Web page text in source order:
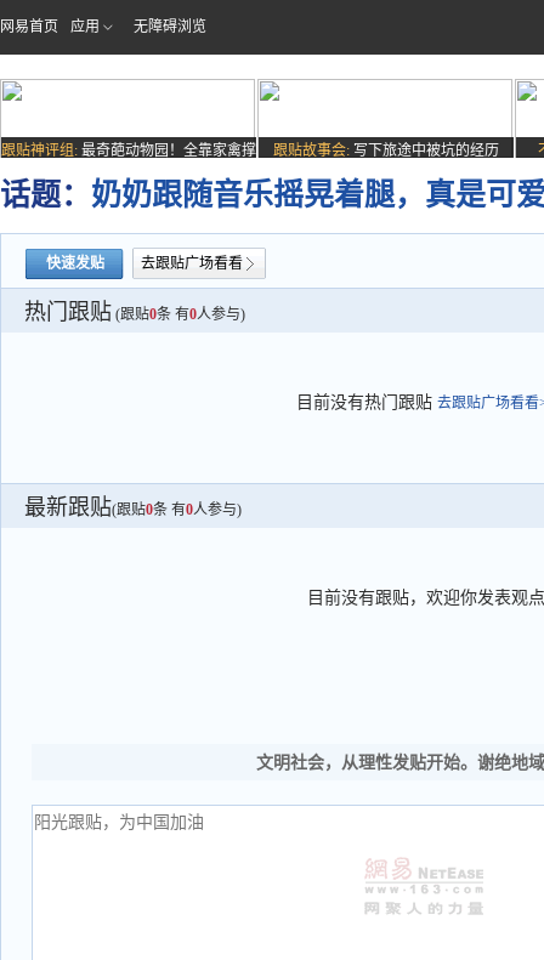
网易首页 应用 无障碍浏览
跟贴神评组: 最奇葩动物园！全靠家禽撑
场子
跟贴故事会: 写下旅途中被坑的经历
话题： 奶奶跟随音乐摇晃着腿，真是可
快速发贴 去跟贴广场看看
热门跟贴 (跟贴0条 有0人参与)
目前没有热门跟贴 去跟贴广场看看
最新跟贴(跟贴0条 有0人参与)
目前没有跟贴，欢迎你发表观点
文明社会，从理性发贴开始。谢绝地